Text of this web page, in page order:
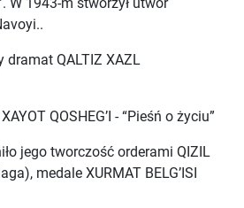
dramat QALTIZ XAZL
QOSHEG’I - “Pieśń o życiu”
jego tworczość orderami QIZIL
medale XURMAT BELG’ISI